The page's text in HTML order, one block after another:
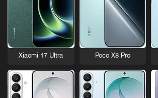
Poco X8 Pro
Xiaomi 17 Ultra